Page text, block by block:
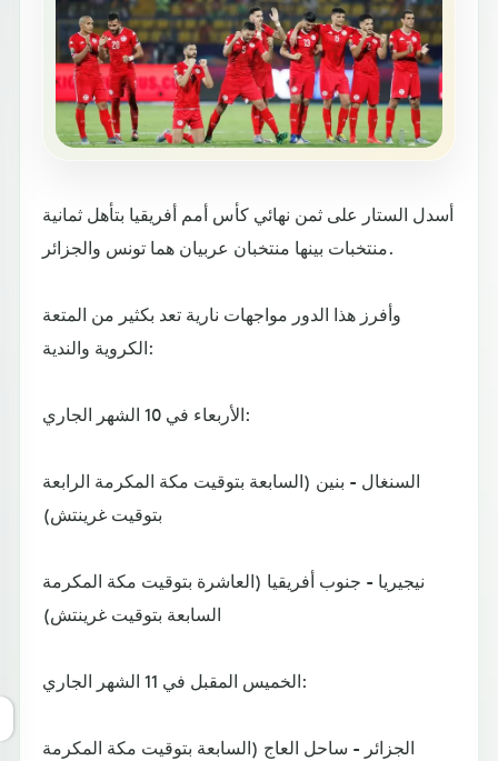
أسدل الستار على ثمن نهائي كأس أمم أفريقيا بتأهل ثمانية
منتخبات بينها منتخبان عربيان هما تونس والجزائر.
وأفرز هذا الدور مواجهات نارية تعد بكثير من المتعة
الكروية والندية:
الأربعاء في 10 الشهر الجاري:
السنغال - بنين (السابعة بتوقيت مكة المكرمة الرابعة
بتوقيت غرينتش)
نيجيريا - جنوب أفريقيا (العاشرة بتوقيت مكة المكرمة
السابعة بتوقيت غرينتش)
الخميس المقبل في 11 الشهر الجاري:
الجزائر - ساحل العاج (السابعة بتوقيت مكة المكرمة